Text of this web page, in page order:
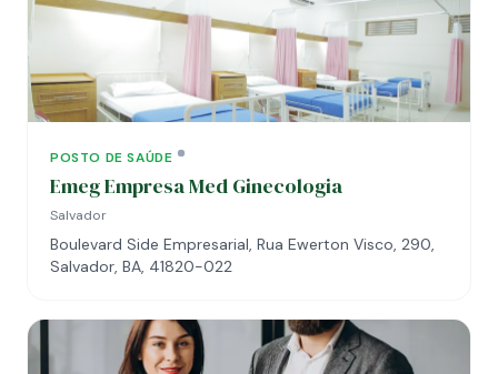
POSTO DE SAÚDE
Emeg Empresa Med Ginecologia
Salvador
Boulevard Side Empresarial, Rua Ewerton Visco, 290,
Salvador, BA, 41820-022